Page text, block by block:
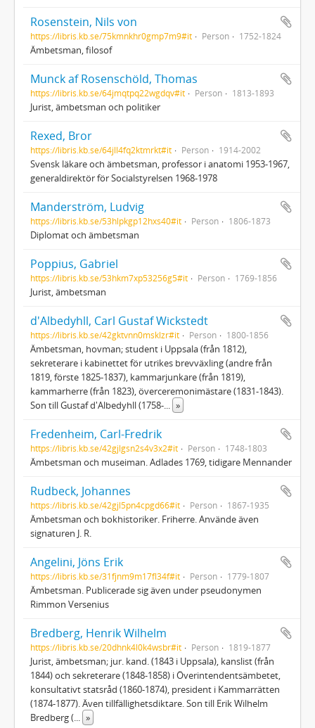
Rosenstein, Nils von
https://libris.kb.se/75kmnkhr0gmp7m9#it Person 1752-1824
Ämbetsman, filosof
Munck af Rosenschöld, Thomas
https://libris.kb.se/64jmqtpq22wgdqv#it Person 1813-1893
Jurist, ämbetsman och politiker
Rexed, Bror
https://libris.kb.se/64jll4fq2ktmrkt#it Person 1914-2002
Svensk läkare och ämbetsman, professor i anatomi 1953-1967,
generaldirektör för Socialstyrelsen 1968-1978
Manderström, Ludvig
https://libris.kb.se/53hlpkgp12hxs40#it Person 1806-1873
Diplomat och ämbetsman
Poppius, Gabriel
https://libris.kb.se/53hkm7xp53256g5#it Person 1769-1856
Jurist, ämbetsman
d'Albedyhll, Carl Gustaf Wickstedt
https://libris.kb.se/42gktvnn0msklzr#it Person 1800-1856
Ämbetsman, hovman; student i Uppsala (från 1812),
sekreterare i kabinettet för utrikes brevväxling (andre från
1819, förste 1825-1837), kammarjunkare (från 1819),
kammarherre (från 1823), överceremonimästare (1831-1843).
Son till Gustaf d'Albedyhll (1758-... »
Fredenheim, Carl-Fredrik
https://libris.kb.se/42gjlgsn2s4v3x2#it Person 1748-1803
Ämbetsman och museiman. Adlades 1769, tidigare Mennander
Rudbeck, Johannes
https://libris.kb.se/42gjl5pn4cpgd66#it Person 1867-1935
Ämbetsman och bokhistoriker. Friherre. Använde även
signaturen J. R.
Angelini, Jöns Erik
https://libris.kb.se/31fjnm9m17fl34f#it Person 1779-1807
Ämbetsman. Publicerade sig även under pseudonymen
Rimmon Versenius
Bredberg, Henrik Wilhelm
https://libris.kb.se/20dhnk4l0k4wsbr#it Person 1819-1877
Jurist, ämbetsman; jur. kand. (1843 i Uppsala), kanslist (från
1844) och sekreterare (1848-1858) i Överintendentsämbetet,
konsultativt statsråd (1860-1874), president i Kammarrätten
(1874-1877). Även tillfällighetsdiktare. Son till Erik Wilhelm
Bredberg (... »